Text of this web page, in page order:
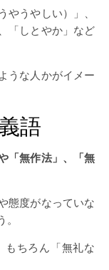
やうやしい）」、
「しとやか」など
うな人かがイメー
語
「無作法」、「無
態度がなっていな
もちろん「無礼な